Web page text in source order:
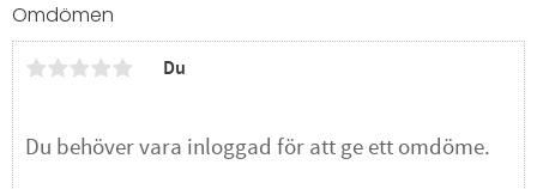
Omdömen
Du